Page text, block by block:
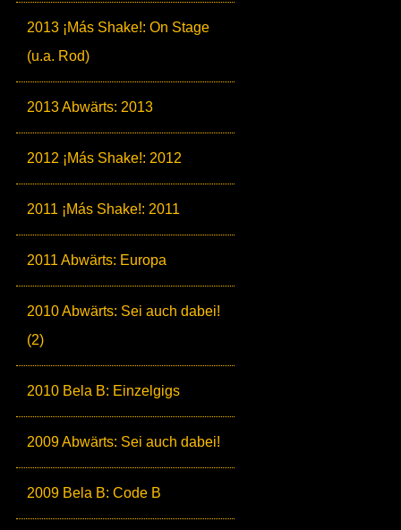
2013 ¡Más Shake!: On Stage
(u.a. Rod)
2013 Abwärts: 2013
2012 ¡Más Shake!: 2012
2011 ¡Más Shake!: 2011
2011 Abwärts: Europa
2010 Abwärts: Sei auch dabei!
(2)
2010 Bela B: Einzelgigs
2009 Abwärts: Sei auch dabei!
2009 Bela B: Code B